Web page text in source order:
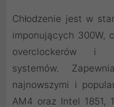
Chłodzenie jest w
imponujących 300W,
overclockerów i
systemów.
najnowszymi i
AM4 oraz Intel 1851,